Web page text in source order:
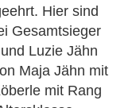
Hier sind
Gesamtsieger
Luzie Jähn
Maja Jähn mit
mit Rang